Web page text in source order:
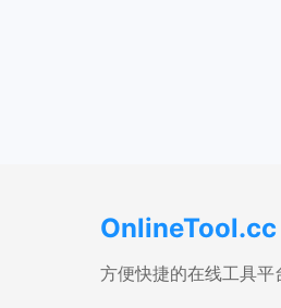
OnlineTool.cc
方便快捷的在线工具平